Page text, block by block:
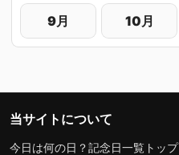
9月 10月
当サイトについて
今日は何の日？記念日一覧トップ